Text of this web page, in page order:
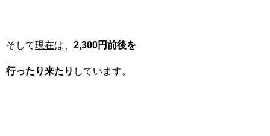
そして現在は、 2,300円前後を
行ったり来たり しています。